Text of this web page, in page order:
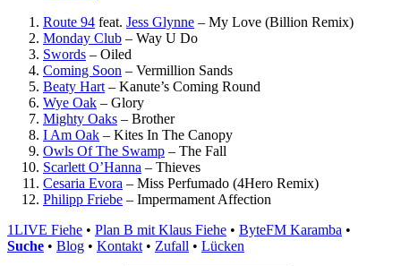
Route 94 feat. Jess Glynne – My Love (Billion Remix)
Monday Club – Way U Do
Swords – Oiled
Coming Soon – Vermillion Sands
Beaty Hart – Kanute’s Coming Round
Wye Oak – Glory
Mighty Oaks – Brother
I Am Oak – Kites In The Canopy
Owls Of The Swamp – The Fall
Scarlett O’Hanna – Thieves
Cesaria Evora – Miss Perfumado (4Hero Remix)
Philipp Friebe – Impermament Affection
1LIVE Fiehe • Plan B mit Klaus Fiehe • ByteFM Karamba •
Suche • Blog • Kontakt • Zufall • Lücken